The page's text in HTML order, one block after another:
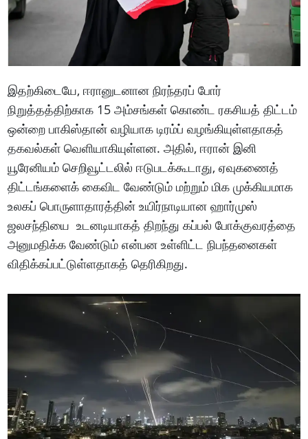
இதற்கிடையே, ஈரானுடனான நிரந்தரப் போர்
நிறுத்தத்திற்காக 15 அம்சங்கள் கொண்ட ரகசியத் திட்டம்
ஒன்றை பாகிஸ்தான் வழியாக டிரம்ப் வழங்கியுள்ளதாகத்
தகவல்கள் வெளியாகியுள்ளன. அதில், ஈரான் இனி
யூரேனியம் செறிவூட்டலில் ஈடுபடக்கூடாது, ஏவுகணைத்
திட்டங்களைக் கைவிட வேண்டும் மற்றும் மிக முக்கியமாக
உலகப் பொருளாதாரத்தின் உயிர்நாடியான ஹார்முஸ்
ஜலசந்தியை உடனடியாகத் திறந்து கப்பல் போக்குவரத்தை
அனுமதிக்க வேண்டும் என்பன உள்ளிட்ட நிபந்தனைகள்
விதிக்கப்பட்டுள்ளதாகத் தெரிகிறது.